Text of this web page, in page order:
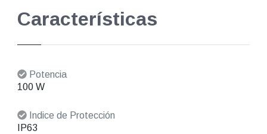
Características
Potencia
100 W
Indice de Protección
IP63